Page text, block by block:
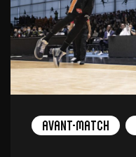
Avant-Match